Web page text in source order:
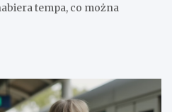
tempa, co można